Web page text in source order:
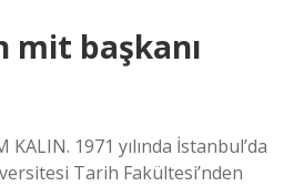
mit başkanı
KALIN. 1971 yılında İstanbul’da
Tarih Fakültesi’nden